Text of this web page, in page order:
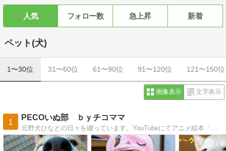
人気 フォロー数 急上昇 新着
ペット(犬)
1〜30位 31〜60位 61〜90位 91〜120位 121〜150位
画像表示 文字表示
1
PECOいぬ部 ｂｙチコママ